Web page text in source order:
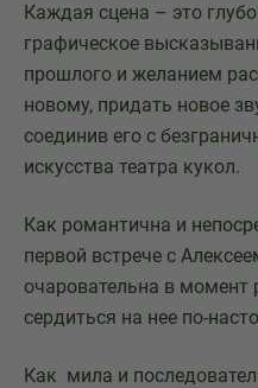
Каждая сцена – это
графическое
прошлого и желанием
новому, придать новое
соединив его с
искусства театра кукол.
Как романтична и
первой встрече с
очаровательна в момент
сердиться на нее по-
Как мила и